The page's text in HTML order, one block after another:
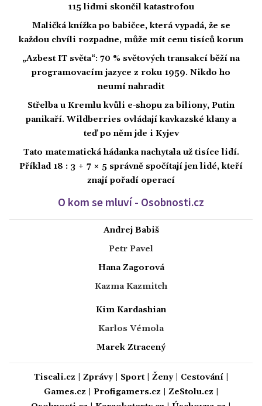
115 lidmi skončil katastrofou
Maličká knížka po babičce, která vypadá, že se
každou chvíli rozpadne, může mít cenu tisíců korun
„Azbest IT světa“: 70 % světových transakcí běží na
programovacím jazyce z roku 1959. Nikdo ho
neumí nahradit
Střelba u Kremlu kvůli e-shopu za biliony, Putin
panikaří. Wildberries ovládají kavkazské klany a
teď po něm jde i Kyjev
Tato matematická hádanka nachytala už tisíce lidí.
Příklad 18 : 3 + 7 × 5 správně spočítají jen lidé, kteří
znají pořadí operací
O kom se mluví - Osobnosti.cz
Andrej Babiš
Petr Pavel
Hana Zagorová
Kazma Kazmitch
Kim Kardashian
Karlos Vémola
Marek Ztracený
Tiscali.cz Zprávy| Sport| Ženy| Cestování|
Games.cz
Profigamers.cz ZeStolu.cz